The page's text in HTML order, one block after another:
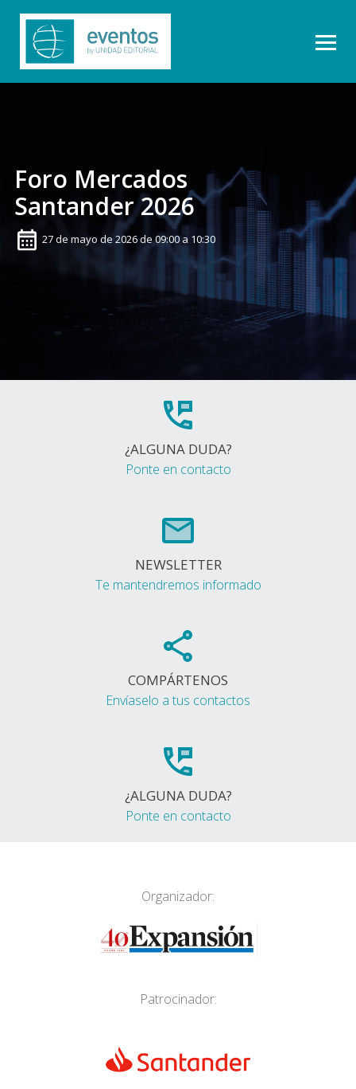
Foro Mercados
Santander 2026
27 de mayo de 2026 de 09:00 a 10:30
¿ALGUNA DUDA?
Ponte en contacto
NEWSLETTER
Te mantendremos informado
COMPÁRTENOS
Envíaselo a tus contactos
¿ALGUNA DUDA?
Ponte en contacto
Organizador:
Patrocinador: